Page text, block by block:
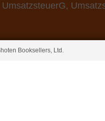
Booksellers, Ltd.